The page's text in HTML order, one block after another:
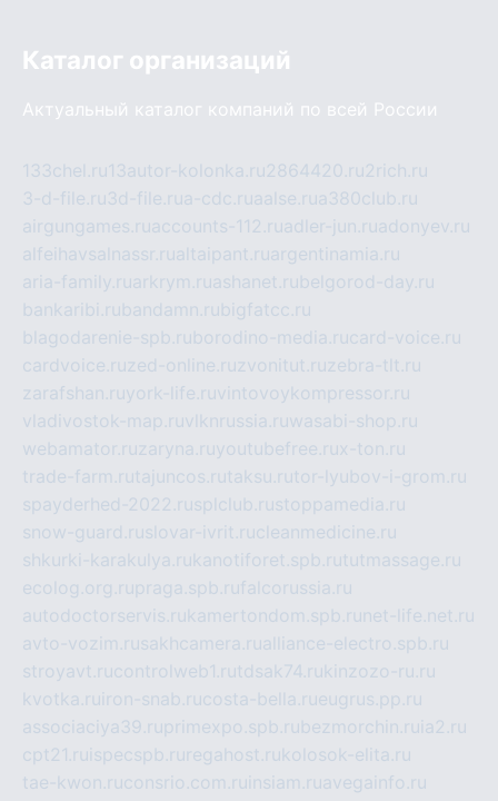
Каталог организаций
Актуальный каталог компаний по всей России
133chel.ru13autor-kolonka.ru2864420.ru2rich.ru
3-d-file.ru3d-file.rua-cdc.ruaalse.rua380club.ru
airgungames.ruaccounts-112.ruadler-jun.ruadonyev.ru
alfeihavsalnassr.rualtaipant.ruargentinamia.ru
aria-family.ruarkrym.ruashanet.rubelgorod-day.ru
bankaribi.rubandamn.rubigfatcc.ru
blagodarenie-spb.ruborodino-media.rucard-voice.ru
cardvoice.ruzed-online.ruzvonitut.ruzebra-tlt.ru
zarafshan.ruyork-life.ruvintovoykompressor.ru
vladivostok-map.ruvlknrussia.ruwasabi-shop.ru
webamator.ruzaryna.ruyoutubefree.rux-ton.ru
trade-farm.rutajuncos.rutaksu.rutor-lyubov-i-grom.ru
spayderhed-2022.rusplclub.rustoppamedia.ru
snow-guard.ruslovar-ivrit.rucleanmedicine.ru
shkurki-karakulya.rukanotiforet.spb.rututmassage.ru
ecolog.org.rupraga.spb.rufalcorussia.ru
autodoctorservis.rukamertondom.spb.ru net-life.net.ru
avto-vozim.rusakhcamera.rualliance-electro.spb.ru
stroyavt.rucontrolweb1.rutdsak74.rukinzozo-ru.ru
kvotka.ru iron-snab.rucosta-bella.rueugrus.pp.ru
associaciya39.ruprimexpo.spb.rubezmorchin.ru ia2.ru
cpt21.ru ispecspb.ru regahost.rukolosok-elita.ru
tae-kwon.ruconsrio.com.ru insiam.ruavegainfo.ru